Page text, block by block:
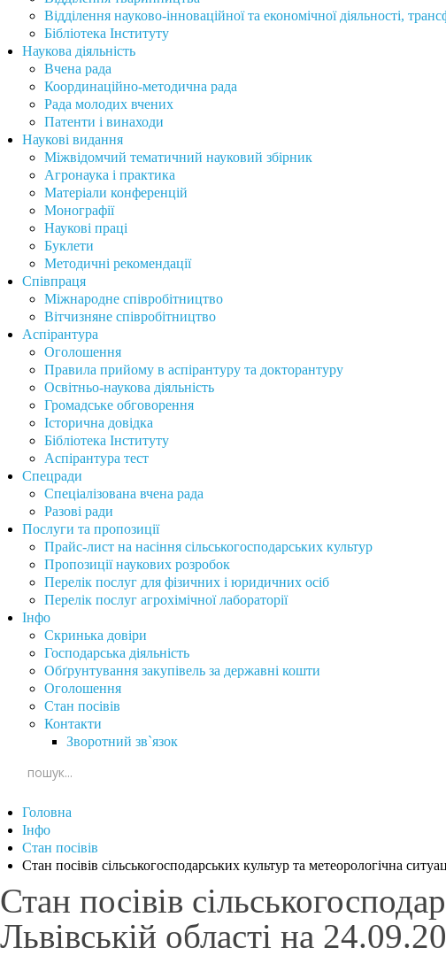
Відділення науково-інноваційної та економічної діяльності,
Бібліотека Інституту
Наукова діяльність
Вчена рада
Координаційно-методична рада
Рада молодих вчених
Патенти і винаходи
Наукові видання
Міжвідомчий тематичний науковий збірник
Агронаука і практика
Матеріали конференцій
Монографії
Наукові праці
Буклети
Методичні рекомендації
Співпраця
Міжнародне співробітництво
Вітчизняне співробітництво
Аспірантура
Оголошення
Правила прийому в аспірантуру та докторантуру
Освітньо-наукова діяльність
Громадське обговорення
Історична довідка
Бібліотека Інституту
Аспірантура тест
Спецради
Спеціалізована вчена рада
Разові ради
Послуги та пропозиції
Прайс-лист на насіння сільськогосподарських культур
Пропозиції наукових розробок
Перелік послуг для фізичних і юридичних осіб
Перелік послуг агрохімічної лабораторії
Інфо
Скринька довіри
Господарська діяльність
Обґрунтування закупівель за державні кошти
Оголошення
Стан посівів
Контакти
Зворотний зв`язок
Головна
Інфо
Стан посівів
Стан посівів сільськогосподарських культур та метеорологічна
Стан посівів
Львівській області на